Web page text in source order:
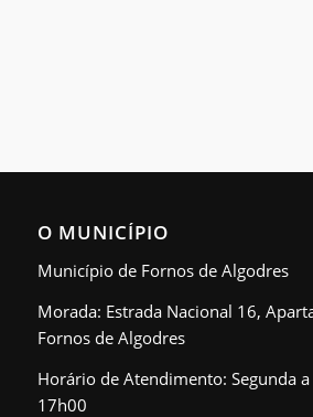
O MUNICÍPIO
Município de Fornos de Algodres
Morada: Estrada Nacional 16,
Fornos de Algodres
Horário de Atendimento: Segunda
17h00